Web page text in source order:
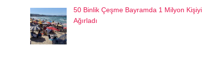
50 Binlik Çeşme Bayramda 1 Milyon Kişiyi
Ağırladı